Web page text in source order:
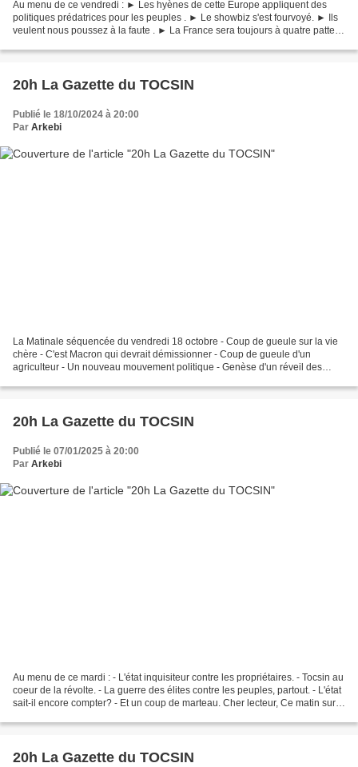
Au menu de ce vendredi : ► Les hyènes de cette Europe appliquent des
politiques prédatrices pour les peuples . ► Le showbiz s'est fourvoyé. ► Ils
veulent nous poussez à la faute . ► La France sera toujours à quatre pattes
20h La Gazette du TOCSIN
Publié le 18/10/2024 à 20:00
Par Arkebi
La Matinale séquencée du vendredi 18 octobre - Coup de gueule sur la vie
chère - C'est Macron qui devrait démissionner - Coup de gueule d'un
agriculteur - Un nouveau mouvement politique - Genèse d'un réveil des
20h La Gazette du TOCSIN
Publié le 07/01/2025 à 20:00
Par Arkebi
Au menu de ce mardi : - L'état inquisiteur contre les propriétaires. - Tocsin au
coeur de la révolte. - La guerre des élites contre les peuples, partout. - L'état
sait-il encore compter? - Et un coup de marteau. Cher lecteur, Ce matin sur
20h La Gazette du TOCSIN